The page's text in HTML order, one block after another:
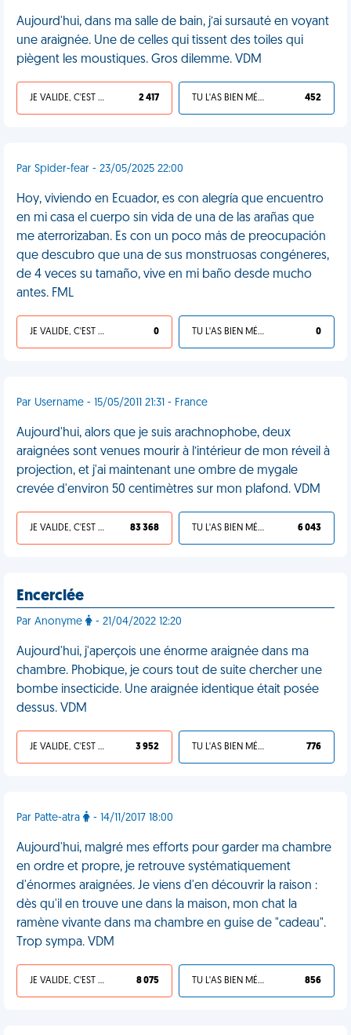
Aujourd'hui, dans ma salle de bain, j’ai sursauté en voyant
une araignée. Une de celles qui tissent des toiles qui
piègent les moustiques. Gros dilemme. VDM
JE VALIDE, C'EST UNE VDM 2 417 TU L'AS BIEN MÉRITÉ 452
Par Spider-fear - 23/05/2025 22:00
Hoy, viviendo en Ecuador, es con alegría que encuentro
en mi casa el cuerpo sin vida de una de las arañas que
me aterrorizaban. Es con un poco más de preocupación
que descubro que una de sus monstruosas congéneres,
de 4 veces su tamaño, vive en mi baño desde mucho
antes. FML
JE VALIDE, C'EST UNE VDM 0 TU L'AS BIEN MÉRITÉ 0
Par Username - 15/05/2011 21:31 - France
Aujourd'hui, alors que je suis arachnophobe, deux
araignées sont venues mourir à l’intérieur de mon réveil à
projection, et j'ai maintenant une ombre de mygale
crevée d'environ 50 centimètres sur mon plafond. VDM
JE VALIDE, C'EST UNE VDM 83 368 TU L'AS BIEN MÉRITÉ 6 043
Encerclée
Par Anonyme - 21/04/2022 12:20
Aujourd'hui, j'aperçois une énorme araignée dans ma
chambre. Phobique, je cours tout de suite chercher une
bombe insecticide. Une araignée identique était posée
dessus. VDM
JE VALIDE, C'EST UNE VDM 3 952 TU L'AS BIEN MÉRITÉ 776
Par Patte-atra - 14/11/2017 18:00
Aujourd'hui, malgré mes efforts pour garder ma chambre
en ordre et propre, je retrouve systématiquement
d'énormes araignées. Je viens d'en découvrir la raison :
dès qu'il en trouve une dans la maison, mon chat la
ramène vivante dans ma chambre en guise de "cadeau".
Trop sympa. VDM
JE VALIDE, C'EST UNE VDM 8 075 TU L'AS BIEN MÉRITÉ 856